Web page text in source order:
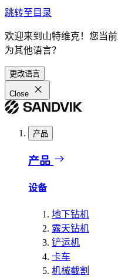
跳转至目录
欢迎来到山特维克！您当
为其他语言？
更改语言
Close
产品
产品
设备
地下钻机
露天钻机
铲运机
卡车
机械截割